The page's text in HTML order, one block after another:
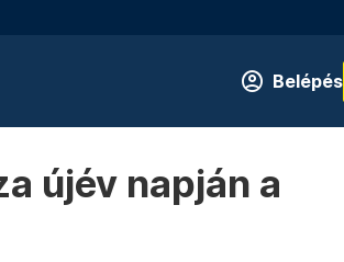
Belépés
újév napján a